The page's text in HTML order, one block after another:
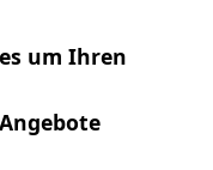
um Ihren